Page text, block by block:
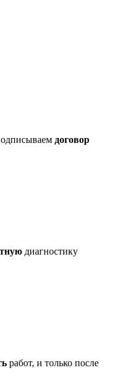
договор
диагностику
работ, и только после